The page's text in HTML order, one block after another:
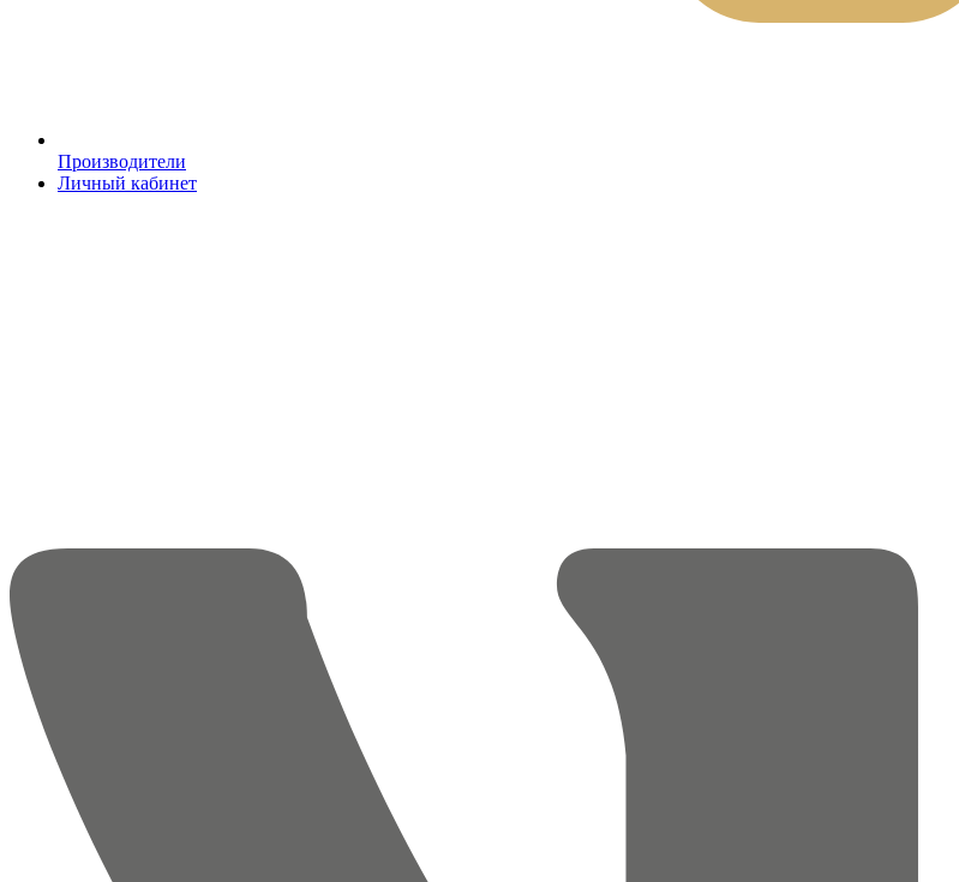
Производители
Личный кабинет